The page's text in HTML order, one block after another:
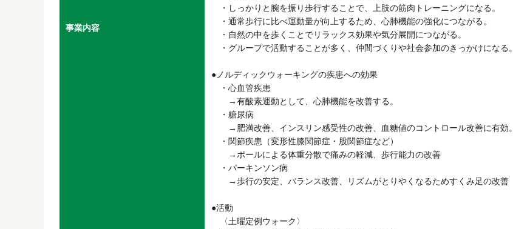
事業内容
・しっかりと腕を振り歩行することで、上肢の筋肉トレーニングになる。
・通常歩行に比べ運動量が向上するため、心肺機能の強化につながる。
・自然の中を歩くことでリラックス効果や気分展開につながる。
・グループで活動することが多く、仲間づくりや社会参加のきっかけになる。
●ノルディックウォーキングの疾患への効果
・心血管疾患
→有酸素運動として、心肺機能を改善する。
・糖尿病
→肥満改善、インスリン感受性の改善、血糖値のコントロール改善に有効。
・関節疾患（変形性膝関節症・股関節症など）
→ポールによる体重分散で痛みの軽減、歩行能力の改善
・パーキンソン病
→歩行の安定、バランス改善、リズムがとりやくなるためすくみ足の改善
●活動
〈土曜定例ウォーク〉